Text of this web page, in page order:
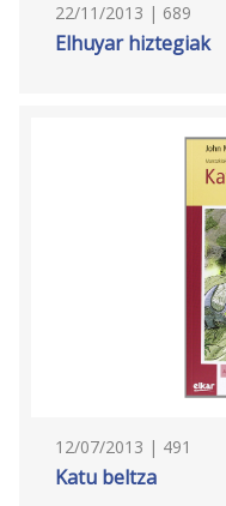
22/11/2013 | 689
Elhuyar hiztegiak
12/07/2013 | 491
Katu beltza